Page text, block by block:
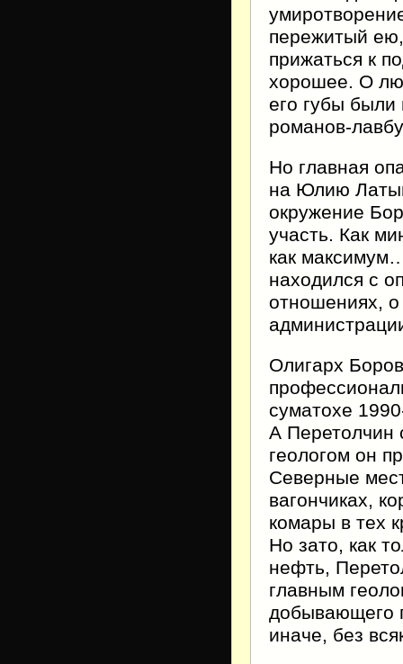
пережитый
прижаться к
хорошее. О
его губы были
романов-
Но главная
на Юлию
окружение
участь. Как
как
находился с
отношениях, о
Олигарх
суматохе
А Перетолчин
геологом он
Северные
вагончиках,
комары в тех
Но зато, как
нефть,
главным
добывающего
иначе, без